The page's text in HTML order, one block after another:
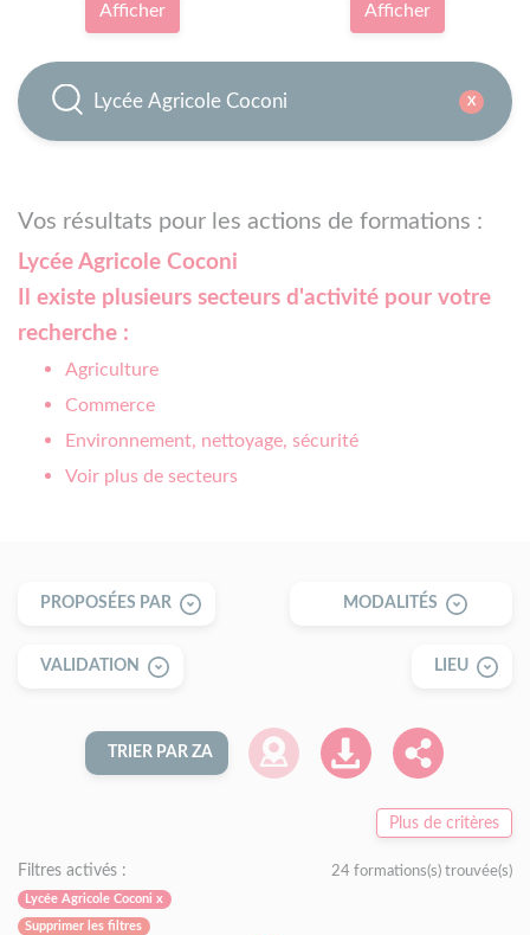
X
Afficher Afficher
Vos résultats pour les actions de formations :
Lycée Agricole Coconi
Il existe plusieurs secteurs d'activité pour votre
recherche :
Agriculture
Commerce
Environnement, nettoyage, sécurité
Voir plus de secteurs
PROPOSÉES PAR MODALITÉS
VALIDATION LIEU
TRIER PAR ZA
Plus de critères
Filtres activés :
Lycée Agricole Coconi x
Supprimer les filtres
24 formations(s) trouvée(s)